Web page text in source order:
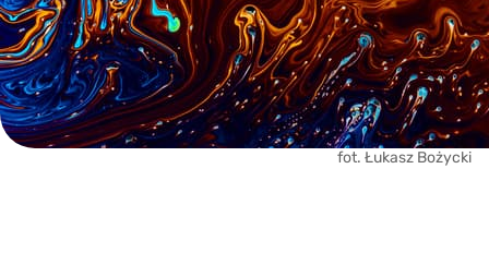
fot. Łukasz Bożycki